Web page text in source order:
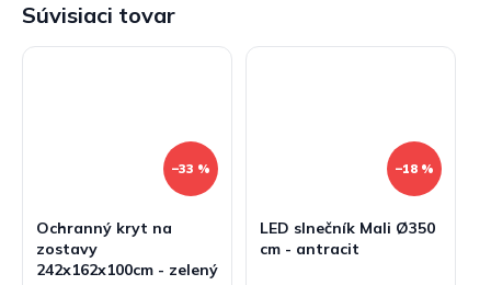
Súvisiaci tovar
–33 %
Ochranný kryt na
zostavy
242x162x100cm - zelený
–18 %
LED slnečník Mali Ø350
cm - antracit